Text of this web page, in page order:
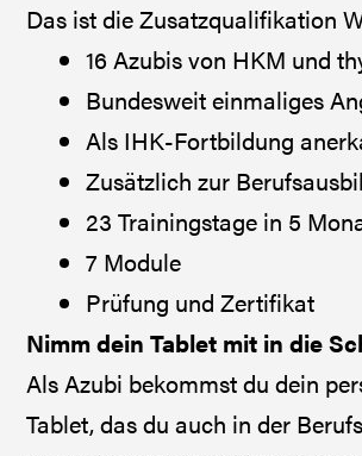
Das ist die Zusatzqualifikation
16 Azubis von HKM und
Bundesweit einmaliges
Als IHK-Fortbildung
Zusätzlich zur
23 Trainingstage in 5
7 Module
Prüfung und Zertifikat
Nimm dein Tablet mit in die
Als Azubi bekommst du dein
Tablet, das du auch in der